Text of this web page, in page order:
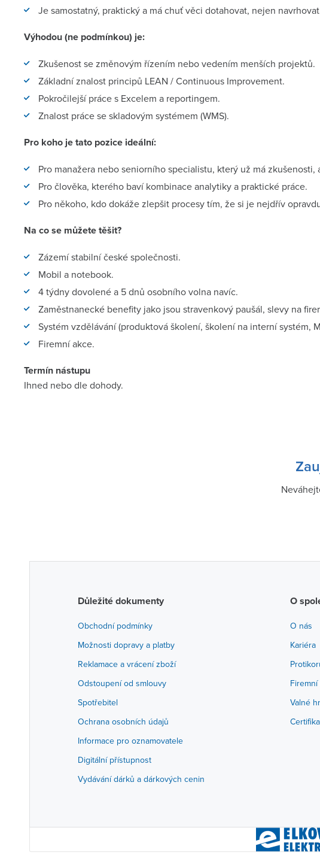
Je samostatný, praktický a má chuť věci dotahovat, nejen
Výhodou (ne podmínkou) je:
Zkušenost se změnovým řízením nebo vedením menších projektů.
Základní znalost principů LEAN / Continuous Improvement.
Pokročilejší práce s Excelem a reportingem.
Znalost práce se skladovým systémem (WMS).
Pro koho je tato pozice ideální:
Pro manažera nebo seniorního specialistu, který už má
Pro člověka, kterého baví kombinace analytiky a praktické práce.
Pro někoho, kdo dokáže zlepšit procesy tím, že si je nejdřív opravdu
Na co se můžete těšit?
Zázemí stabilní české společnosti.
Mobil a notebook.
4 týdny dovolené a 5 dnů osobního volna navíc.
Zaměstnanecké benefity jako jsou stravenkový paušál, slevy na
Systém vzdělávání (produktová školení, školení na interní systém,
Firemní akce.
Termín nástupu
Ihned nebo dle dohody.
Důležité dokumenty
Obchodní podmínky
Možnosti dopravy a platby
Reklamace a vrácení zboží
Odstoupení od smlouvy
Spotřebitel
Ochrana osobních údajů
Informace pro oznamovatele
Digitální přístupnost
Vydávání dárků a dárkových cenin
O
O nás
Kariéra
Valné